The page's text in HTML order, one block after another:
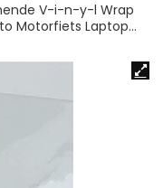
V-i-n-y-l Wrap
Motorfiets Laptop…